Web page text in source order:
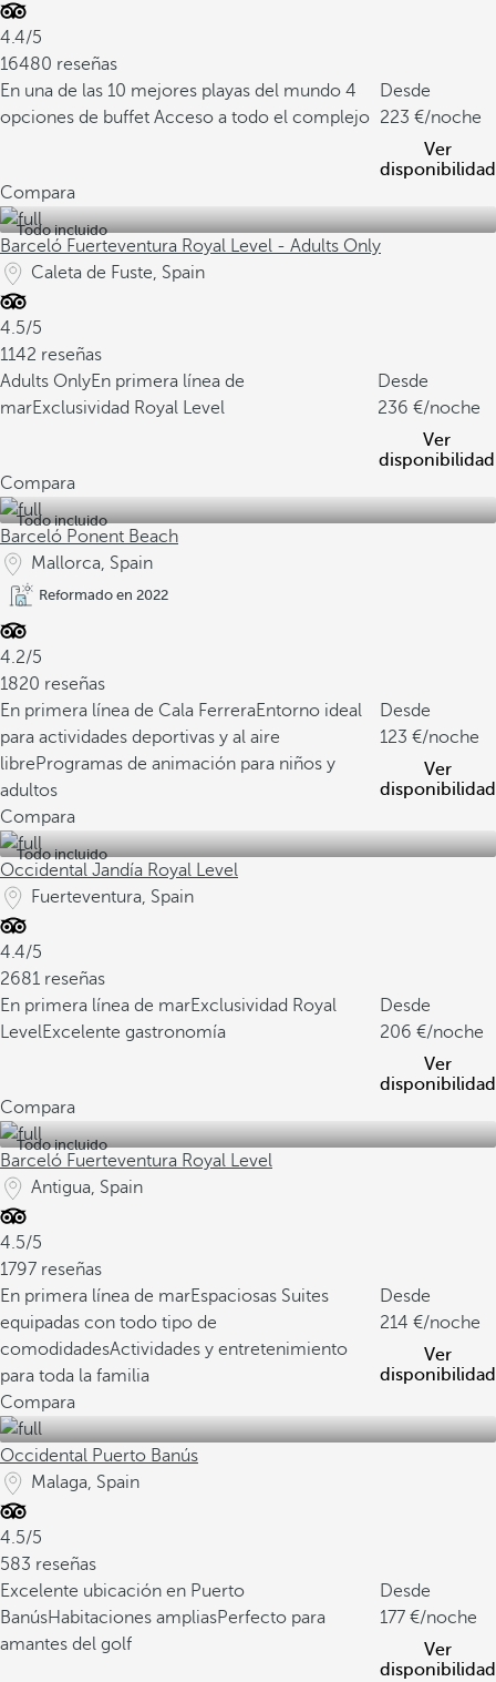
4.4/5
16480 reseñas
En una de las 10 mejores playas del mundo 4
opciones de buffet Acceso a todo el complejo
Desde
223
/noche
Ver
disponibilidad
Compara
Todo incluido
Barceló Fuerteventura Royal Level - Adults Only
Caleta de Fuste, Spain
4.5/5
1142 reseñas
Adults OnlyEn primera línea de
marExclusividad Royal Level
Desde
236
/noche
Ver
disponibilidad
Compara
Todo incluido
Barceló Ponent Beach
Mallorca, Spain
Reformado en 2022
4.2/5
1820 reseñas
En primera línea de Cala FerreraEntorno ideal
para actividades deportivas y al aire
libreProgramas de animación para niños y
adultos
Desde
123
/noche
Ver
disponibilidad
Compara
Todo incluido
Occidental Jandía Royal Level
Fuerteventura, Spain
4.4/5
2681 reseñas
En primera línea de marExclusividad Royal
LevelExcelente gastronomía
Desde
206
/noche
Ver
disponibilidad
Compara
Todo incluido
Barceló Fuerteventura Royal Level
Antigua, Spain
4.5/5
1797 reseñas
En primera línea de marEspaciosas Suites
equipadas con todo tipo de
comodidadesActividades y entretenimiento
para toda la familia
Desde
214
/noche
Ver
disponibilidad
Compara
Occidental Puerto Banús
Malaga, Spain
4.5/5
583 reseñas
Excelente ubicación en Puerto
BanúsHabitaciones ampliasPerfecto para
amantes del golf
Desde
177
/noche
Ver
disponibilidad